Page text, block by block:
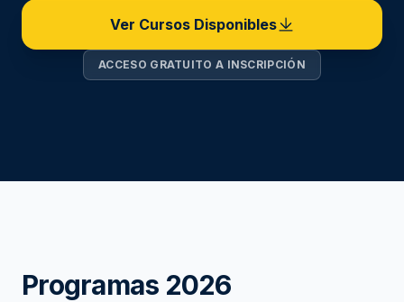
Ver Cursos Disponibles
ACCESO GRATUITO A INSCRIPCIÓN
Programas 2026